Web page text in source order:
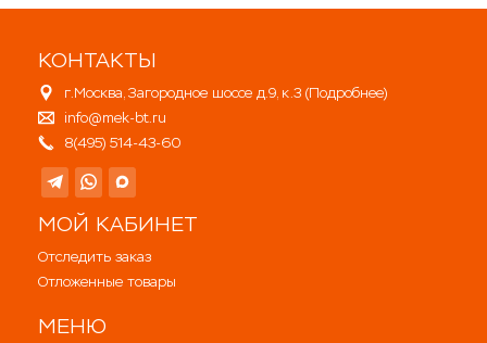
КОНТАКТЫ
г.Москва, Загородное шоссе д.9, к.3 (Подробнее)
info@mek-bt.ru
8(495) 514-43-60
МОЙ КАБИНЕТ
Отследить заказ
Отложенные товары
МЕНЮ